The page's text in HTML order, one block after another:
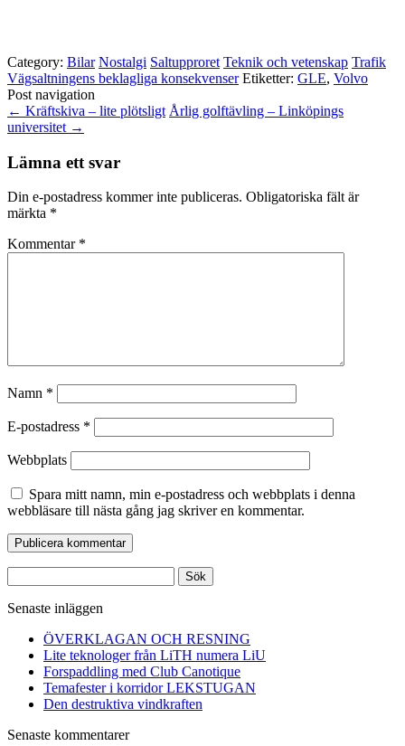
Category: Bilar Nostalgi Saltupproret Teknik och vetenskap Trafik
Vägsaltningens beklagliga konsekvenser Etiketter: GLE, Volvo
Post navigation
← Kräftskiva – lite plötsligt Årlig golftävling – Linköpings
universitet →
Lämna ett svar
Din e-postadress kommer inte publiceras. Obligatoriska fält är
märkta *
Kommentar *
Namn *
E-postadress *
Webbplats
Spara mitt namn, min e-postadress och webbplats i denna
webbläsare till nästa gång jag skriver en kommentar.
efter:
Senaste inläggen
ÖVERKLAGAN OCH RESNING
Lite teknologer från LiTH numera LiU
Forspaddling med Club Canotique
Temafester i korridor LEKSTUGAN
Den destruktiva vindkraften
Senaste kommentarer